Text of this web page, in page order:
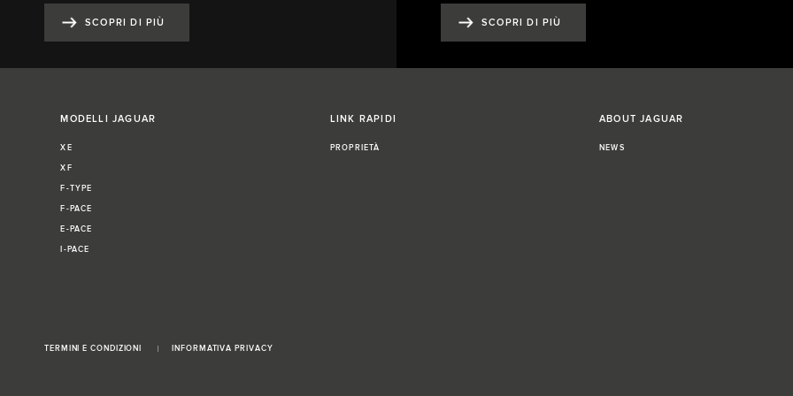
SCOPRI DI PIÙ SCOPRI DI PIÙ
MODELLI JAGUAR
XE
XF
F-TYPE
F-PACE
E-PACE
I-PACE
LINK RAPIDI
PROPRIETÀ
ABOUT JAGUAR
NEWS
TERMINI E CONDIZIONI INFORMATIVA PRIVACY